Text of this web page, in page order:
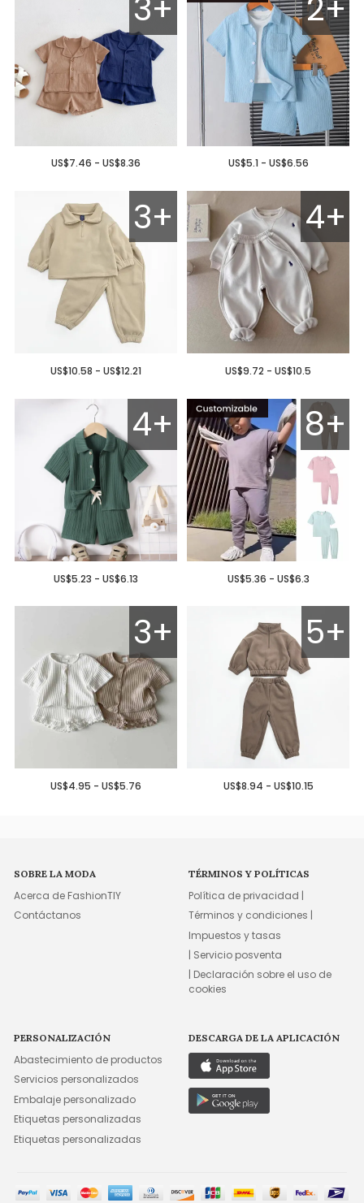
US$7.46 - US$8.36 US$5.1 - US$6.56
3+
US$10.58 - US$12.21
4+
US$9.72 - US$10.5
4+
US$5.23 - US$6.13
8+
US$5.36 - US$6.3
3+
US$4.95 - US$5.76
5+
US$8.94 - US$10.15
SOBRE LA MODA
Acerca de FashionTIY
Contáctanos
TÉRMINOS Y POLÍTICAS
Política de privacidad |
Términos y condiciones |
Impuestos y tasas
| Servicio posventa
| Declaración sobre el uso de
cookies
PERSONALIZACIÓN
Abastecimiento de productos
Servicios personalizados
Embalaje personalizado
Etiquetas personalizadas
Etiquetas personalizadas
DESCARGA DE LA APLICACIÓN